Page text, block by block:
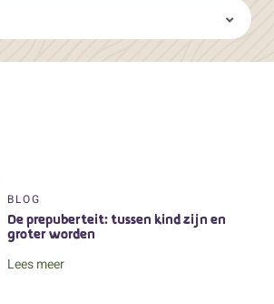
BLOG
De prepuberteit: tussen kind zijn en
groter worden
Lees meer